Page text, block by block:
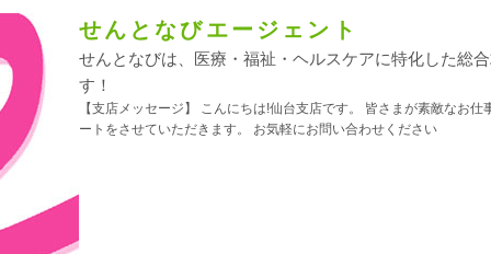
せんとなびエージェント
せんとなびは、医療・福祉・ヘルスケアに特化した総
す！
【支店メッセージ】 こんにちは!仙台支店です。 皆さまが素敵なお仕
ートをさせていただきます。 お気軽にお問い合わせください